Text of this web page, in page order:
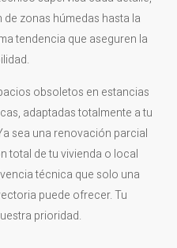
zonas húmedas hasta la
tendencia que aseguren la
obsoletos en estancias
adaptadas totalmente a tu
sea una renovación parcial
total de tu vivienda o local
técnica que solo una
puede ofrecer. Tu
prioridad.